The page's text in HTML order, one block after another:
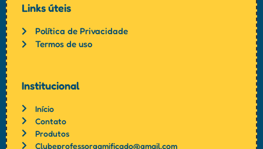
Links úteis
Política de Privacidade
Termos de uso
Institucional
Início
Contato
Produtos
Clubeprofessorgamificado@gmail.com